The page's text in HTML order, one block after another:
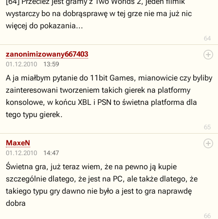
64
wystarczy bo na dobrąsprawę w tej grze nie ma już nic
więcej do pokazania...
01.12.2010 13:59
65
zanonimizowany667403
A ja miałbym pytanie do 11bit Games, mianowicie czy byliby
zainteresowani tworzeniem takich gierek na platformy
konsolowe, w końcu XBL i PSN to świetna platforma dla
tego typu gierek.
01.12.2010 14:47
66
MaxeN
Świetna gra, już teraz wiem, że na pewno ją kupie
szczególnie dlatego, że jest na PC, ale także dlatego, że
takiego typu gry dawno nie było a jest to gra naprawdę
dobra